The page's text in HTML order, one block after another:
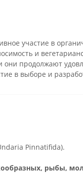
участие в
и
они продолжают
в выборе и
Pinnatifida).
рыбы,